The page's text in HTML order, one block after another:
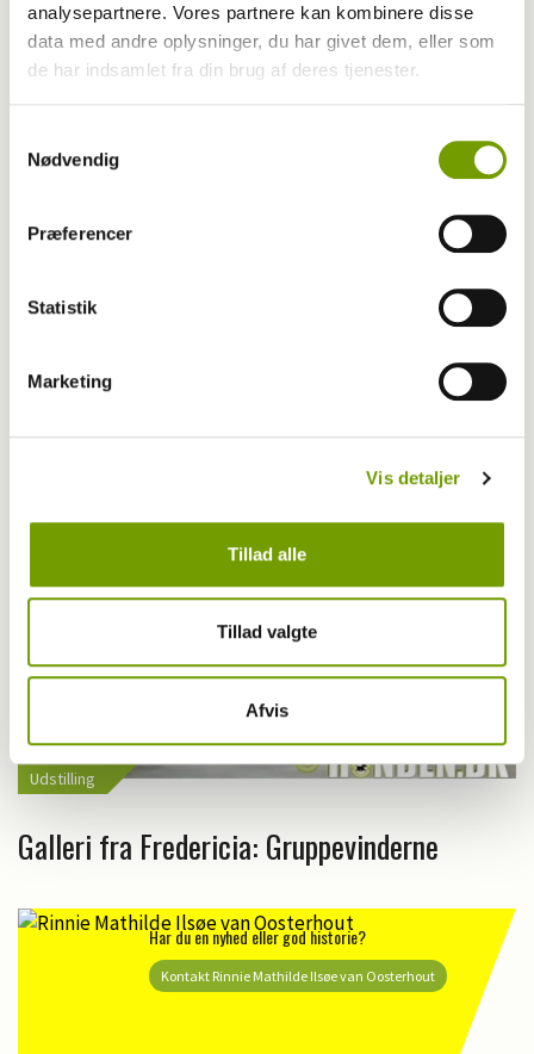
analysepartnere. Vores partnere kan kombinere disse
data med andre oplysninger, du har givet dem, eller som
de har indsamlet fra din brug af deres tjenester.
Nødvendig
Præferencer
Statistik
Marketing
Vis detaljer
Tillad alle
Tillad valgte
Afvis
MyDOG fortsætter med at vokse
Udstilling
Galleri fra Fredericia: Gruppevinderne
Har du en nyhed eller god historie?
Kontakt Rinnie Mathilde Ilsøe van Oosterhout